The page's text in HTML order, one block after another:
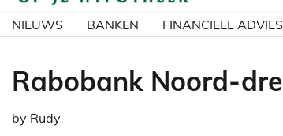
NIEUWS BANKEN FINANCIEEL ADVIES
Rabobank Noord-
by Rudy